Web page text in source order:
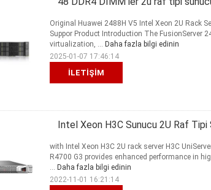
İLETIŞIM
Original Huawei 2488H V5 Intel Xeon 2U Rack
Suppor Product Introduction The FusionServer
virtualization, ... Daha fazla bilgi edinin
2025-01-07 17:46:14
Intel Xeon H3C Sunucu 2U Raf Tipi
with Intel Xeon H3C 2U rack server H3C
R4700 G3 provides enhanced performance in
... Daha fazla bilgi edinin
2022-11-01 16:21:14